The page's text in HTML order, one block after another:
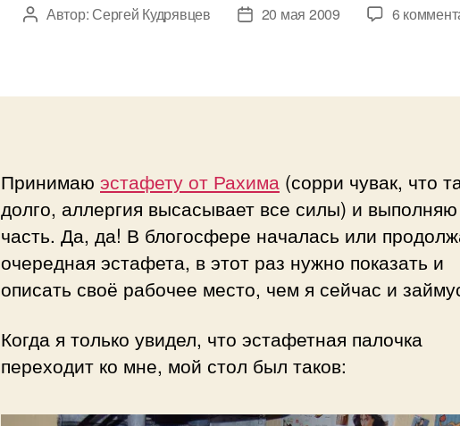
Автор
Автор: Сергей Кудрявцев
Дата20 мая 2009 6
Принимаю эстафету от Рахима (сорри чувак, что
долго, аллергия высасывает все силы) и
часть. Да, да! В блогосфере началась или
очередная эстафета, в этот раз нужно показать и
описать своё рабочее место, чем я сейчас и
Когда я только увидел, что эстафетная палочка
переходит ко мне, мой стол был таков: